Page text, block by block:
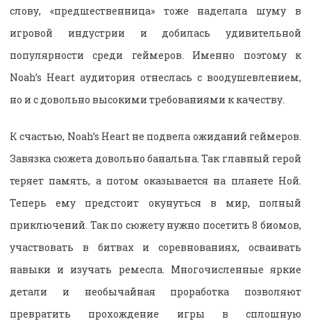
слову, «предшественница» тоже наделала шуму в
игровой индустрии и добилась удивительной
популярности среди геймеров. Именно поэтому к
Noah’s Heart аудитория отнеслась с воодушевлением,
но и с довольно высокими требованиями к качеству.
К счастью, Noah’s Heart не подвела ожиданий геймеров.
Завязка сюжета довольно банальна. Так главный герой
теряет память, а потом оказывается на планете Ной.
Теперь ему предстоит окунуться в мир, полный
приключений. Так по сюжету нужно посетить 8 биомов,
участвовать в битвах и соревнованиях, осваивать
навыки и изучать ремесла. Многочисленные яркие
детали и необычайная проработка позволяют
превратить прохождение игры в сплошную